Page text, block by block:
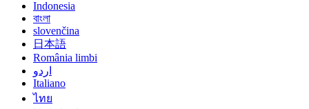
Indonesia
বাংলা
slovenčina
日本語
România limbi
اردو
Italiano
ไทย